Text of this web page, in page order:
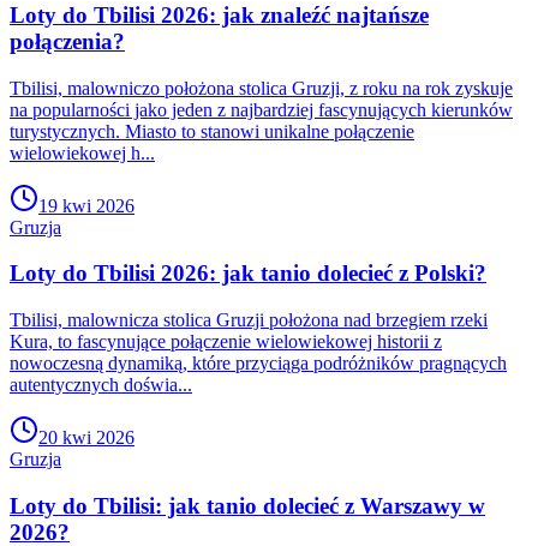
Loty do Tbilisi 2026: jak znaleźć najtańsze
połączenia?
Tbilisi, malowniczo położona stolica Gruzji, z roku na rok zyskuje
na popularności jako jeden z najbardziej fascynujących kierunków
turystycznych. Miasto to stanowi unikalne połączenie
wielowiekowej h...
19 kwi 2026
Gruzja
Loty do Tbilisi 2026: jak tanio dolecieć z Polski?
Tbilisi, malownicza stolica Gruzji położona nad brzegiem rzeki
Kura, to fascynujące połączenie wielowiekowej historii z
nowoczesną dynamiką, które przyciąga podróżników pragnących
autentycznych doświa...
20 kwi 2026
Gruzja
Loty do Tbilisi: jak tanio dolecieć z Warszawy w
2026?